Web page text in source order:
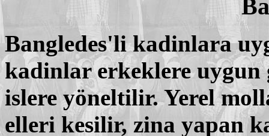
Bangledes'li kadinlara
kadinlar erkeklere
islere yöneltilir. Yerel
elleri kesilir, zina yapan